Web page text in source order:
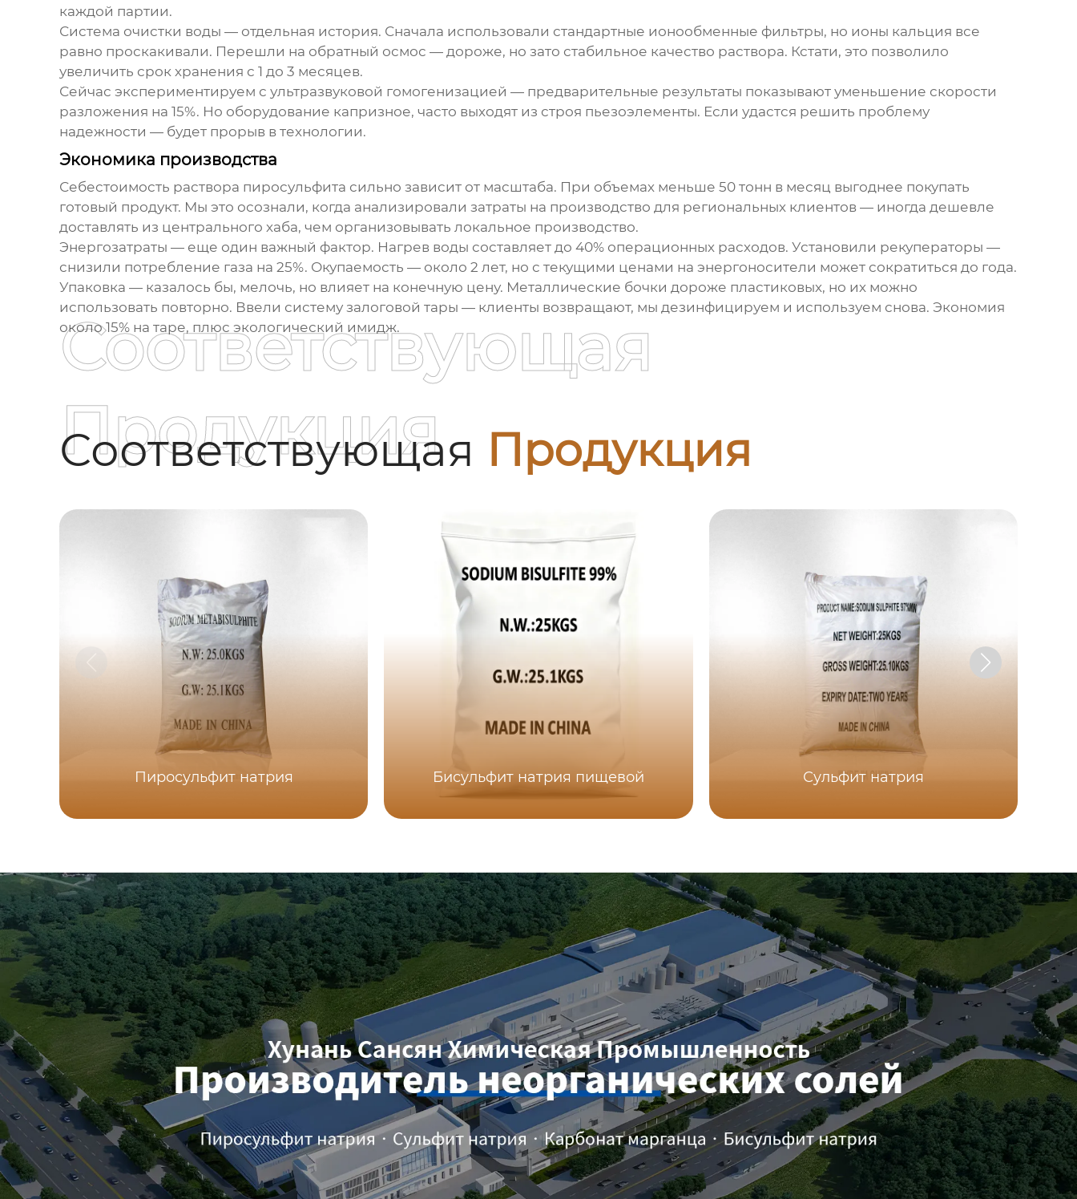
каждой партии.
Система очистки воды — отдельная история. Сначала использовали стандартные ионообменные фильтры, но ионы кальция все
равно проскакивали. Перешли на обратный осмос — дороже, но зато стабильное качество раствора. Кстати, это позволило
увеличить срок хранения с 1 до 3 месяцев.
Сейчас экспериментируем с ультразвуковой гомогенизацией — предварительные результаты показывают уменьшение скорости
разложения на 15%. Но оборудование капризное, часто выходят из строя пьезоэлементы. Если удастся решить проблему
надежности — будет прорыв в технологии.
Экономика производства
Себестоимость раствора пиросульфита сильно зависит от масштаба. При объемах меньше 50 тонн в месяц выгоднее покупать
готовый продукт. Мы это осознали, когда анализировали затраты на производство для региональных клиентов — иногда дешевле
доставлять из центрального хаба, чем организовывать локальное производство.
Энергозатраты — еще один важный фактор. Нагрев воды составляет до 40% операционных расходов. Установили рекуператоры —
снизили потребление газа на 25%. Окупаемость — около 2 лет, но с текущими ценами на энергоносители может сократиться до года.
Упаковка — казалось бы, мелочь, но влияет на конечную цену. Металлические бочки дороже пластиковых, но их можно
использовать повторно. Ввели систему залоговой тары — клиенты возвращают, мы дезинфицируем и используем снова. Экономия
около 15% на таре, плюс экологический имидж.
Соответствующая Продукция
Соответствующая
Продукция
Пиросульфит натрия Бисульфит натрия пищевой Сульфит натрия